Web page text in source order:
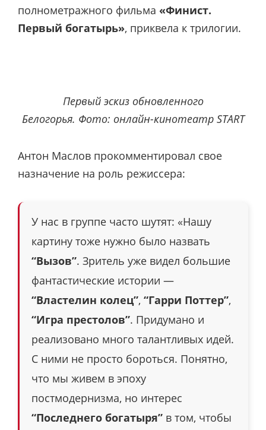
полнометражного фильма «Финист.
Первый богатырь», приквела к трилогии.
Первый эскиз обновленного
Белогорья. Фото: онлайн-кинотеатр START
Антон Маслов прокомментировал свое
назначение на роль режиссера:
У нас в группе часто шутят: «Нашу
картину тоже нужно было назвать
“Вызов”. Зритель уже видел большие
фантастические истории —
“Властелин колец”, “Гарри Поттер”,
“Игра престолов”. Придумано и
реализовано много талантливых идей.
С ними не просто бороться. Понятно,
что мы живем в эпоху
постмодернизма, но интерес
“Последнего богатыря” в том, чтобы